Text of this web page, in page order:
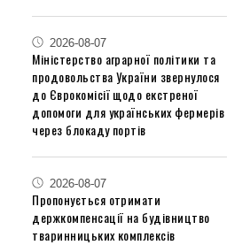
2026-08-07
Міністерство аграрної політики та
продовольства України звернулося
до Єврокомісії щодо екстреної
допомоги для українських фермерів
через блокаду портів
2026-08-07
Пропонується отримати
держкомпенсації на будівництво
тваринницьких комплексів